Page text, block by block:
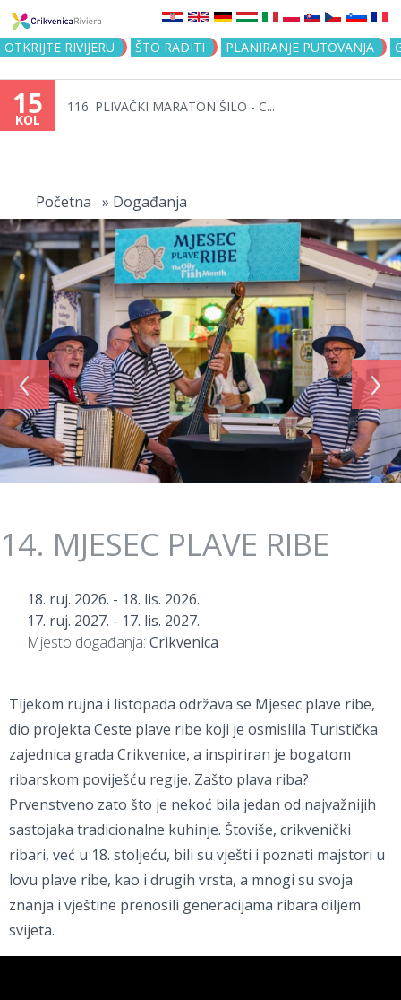
Jump to navigation
OTKRIJTE RIVIJERU ŠTO RADITI PLANIRANJE PUTOVANJA
15
KOL
116. PLIVAČKI MARATON ŠILO - C...
ovdje
Početna » Događanja
‹ ›
14. MJESEC PLAVE RIBE
18. ruj. 2026. - 18. lis. 2026.
17. ruj. 2027. - 17. lis. 2027.
Mjesto događanja: Crikvenica
Tijekom rujna i listopada održava se Mjesec plave ribe,
dio projekta Ceste plave ribe koji je osmislila Turistička
zajednica grada Crikvenice, a inspiriran je bogatom
ribarskom poviješću regije. Zašto plava riba?
Prvenstveno zato što je nekoć bila jedan od najvažnijih
sastojaka tradicionalne kuhinje. Štoviše, crikvenički
ribari, već u 18. stoljeću, bili su vješti i poznati majstori u
lovu plave ribe, kao i drugih vrsta, a mnogi su svoja
znanja i vještine prenosili generacijama ribara diljem
svijeta.